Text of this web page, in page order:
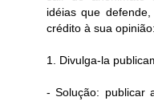
idéias que
crédito à sua opinião:
1. Divulga-la
- Solução: publicar